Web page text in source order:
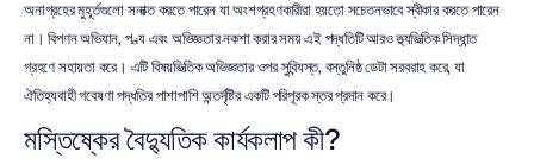
অনাগ্রহের মুহূর্তগুলো সনাক্ত করতে পারেন যা অংশগ্রহণকারীরা হয়তো সচেতনভাবে স্বীকার করতে পারেন
না। বিপণন অভিযান, পণ্য এবং অভিজ্ঞতার নকশা করার সময় এই পদ্ধতিটি আরও তথ্যভিত্তিক সিদ্ধান্ত
গ্রহণে সহায়তা করে। এটি বিষয়ভিত্তিক অভিজ্ঞতার ওপর সুবিন্যস্ত, বস্তুনিষ্ঠ ডেটা সরবরাহ করে, যা
ঐতিহ্যবাহী গবেষণা পদ্ধতির পাশাপাশি অন্তর্দৃষ্টির একটি পরিপূরক স্তর প্রদান করে।
মস্তিষ্কের বৈদ্যুতিক কার্যকলাপ কী?